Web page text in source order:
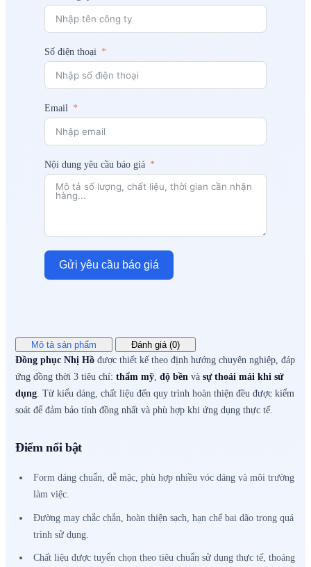
Số điện thoại
Email
Nội dung yêu cầu báo giá
Gửi yêu cầu báo giá
Mô tả sản phẩm
Đánh giá (0)
Đồng phục Nhị Hồ được thiết kế theo định hướng chuyên nghiệp, đáp
ứng đồng thời 3 tiêu chí: thẩm mỹ độ bền và sự thoải mái khi sử
dụng . Từ kiểu dáng, chất liệu đến quy trình hoàn thiện đều được kiểm
soát để đảm bảo tính đồng nhất và phù hợp khi ứng dụng thực tế.
Điểm nổi bật
Form dáng chuẩn, dễ mặc, phù hợp nhiều vóc dáng và môi trường
làm việc.
Đường may chắc chắn, hoàn thiện sạch, hạn chế bai dão trong quá
trình sử dụng.
Chất liệu được tuyển chọn theo tiêu chuẩn sử dụng thực tế, thoáng